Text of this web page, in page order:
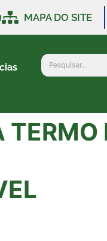
MAPA DO SITE
TERMO